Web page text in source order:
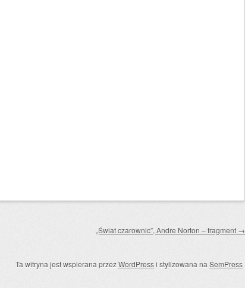
„Świat czarownic”, Andre Norton – fragment →
Ta witryna jest wspierana przezWordPressi stylizowana na SemPress